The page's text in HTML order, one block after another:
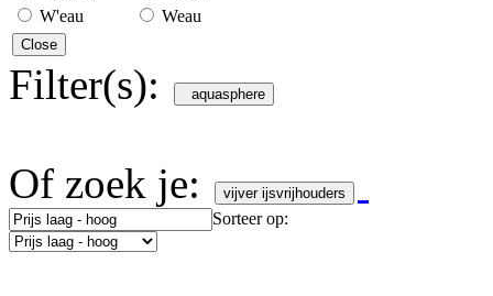
W'eau
Weau
Close
Filter(s): aquasphere
Of zoek je: vijver ijsvrijhouders
Sorteer op: